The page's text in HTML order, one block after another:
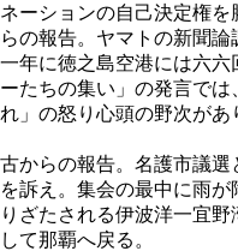
ーションの自己決定権
の報告。ヤマトの新聞論
年に徳之島空港には六
たちの集い」の発言では
」の怒り心頭の野次が
からの報告。名護市議選
訴え。集会の最中に雨
ざたされる伊波洋一宜
て那覇へ戻る。